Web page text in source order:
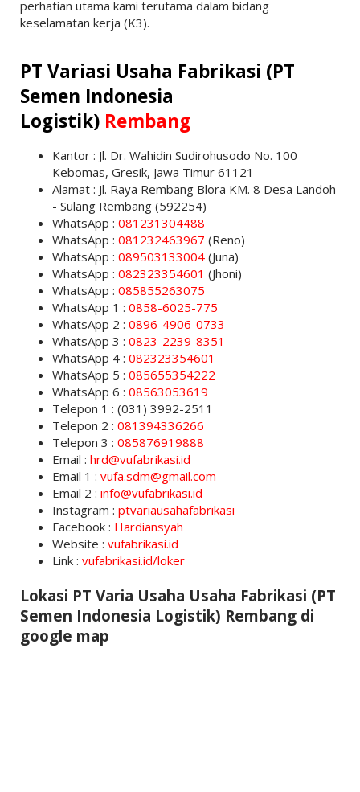
perhatian utama kami terutama dalam bidang
keselamatan kerja (K3).
PT Variasi Usaha Fabrikasi (PT
Semen Indonesia
Logistik) Rembang
Kantor : Jl. Dr. Wahidin Sudirohusodo No. 100
Kebomas, Gresik, Jawa Timur 61121
Alamat : Jl. Raya Rembang Blora KM. 8 Desa Landoh
- Sulang Rembang (592254)
WhatsApp : 081231304488
WhatsApp : 081232463967 (Reno)
WhatsApp : 089503133004(Juna)
WhatsApp : 082323354601 (Jhoni)
WhatsApp : 085855263075
WhatsApp 1 : 0858-6025-775
WhatsApp 2 : 0896-4906-0733
WhatsApp 3 : 0823-2239-8351
WhatsApp 4 : 082323354601
WhatsApp 5 : 085655354222
WhatsApp 6 : 08563053619
Telepon 1 : (031) 3992-2511
Telepon 2 : 081394336266
Telepon 3 : 085876919888
Email : hrd@vufabrikasi.id
Email 1 : vufa.sdm@gmail.com
Email 2 : info@vufabrikasi.id
Instagram : ptvariausahafabrikasi
Facebook : Hardiansyah
Website : vufabrikasi.id
Link : vufabrikasi.id/loker
Lokasi PT Varia Usaha Usaha Fabrikasi (PT
Semen Indonesia Logistik) Rembang di
google map